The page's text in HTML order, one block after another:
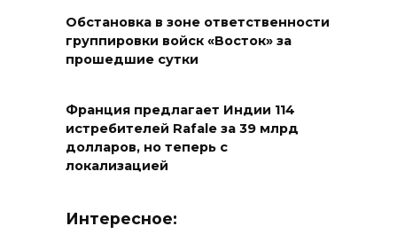
Обстановка в зоне ответственности
группировки войск «Восток» за
прошедшие сутки
Франция предлагает Индии 114
истребителей Rafale за 39 млрд
долларов, но теперь с
локализацией
Интересное: